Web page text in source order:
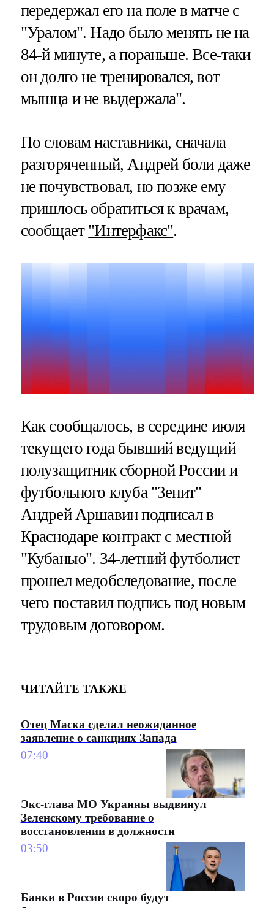
передержал его на поле в матче с
"Уралом". Надо было менять не на
84-й минуте, а пораньше. Все-таки
он долго не тренировался, вот
мышца и не выдержала".
По словам наставника, сначала
разгоряченный, Андрей боли даже
не почувствовал, но позже ему
пришлось обратиться к врачам,
сообщает "Интерфакс".
Как сообщалось, в середине июля
текущего года бывший ведущий
полузащитник сборной России и
футбольного клуба "Зенит"
Андрей Аршавин подписал в
Краснодаре контракт с местной
"Кубанью". 34-летний футболист
прошел медобследование, после
чего поставил подпись под новым
трудовым договором.
ЧИТАЙТЕ ТАКЖЕ
Отец Маска сделал неожиданное
заявление о санкциях Запада
07:40
Экс-глава МО Украины выдвинул
Зеленскому требование о
восстановлении в должности
03:50
Банки в России скоро будут